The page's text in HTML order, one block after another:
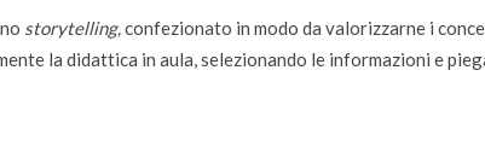
storytelling,confezionato in modo da valorizzarne i
la didattica in aula, selezionando le informazioni e